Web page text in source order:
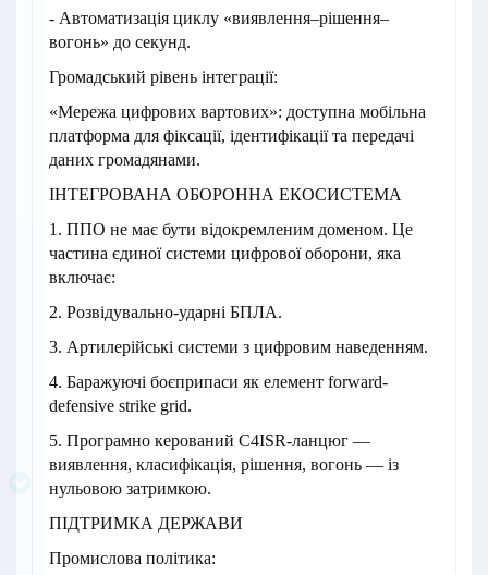
- Автоматизація циклу «виявлення–рішення–
вогонь» до секунд.
Громадський рівень інтеграції:
«Мережа цифрових вартових»: доступна мобільна
платформа для фіксації, ідентифікації та передачі
даних громадянами.
ІНТЕГРОВАНА ОБОРОННА ЕКОСИСТЕМА
1. ППО не має бути відокремленим доменом. Це
частина єдиної системи цифрової оборони, яка
включає:
2. Розвідувально-ударні БПЛА.
3. Артилерійські системи з цифровим наведенням.
4. Баражуючі боєприпаси як елемент forward-
defensive strike grid.
5. Програмно керований C4ISR-ланцюг —
виявлення, класифікація, рішення, вогонь — із
нульовою затримкою.
ПІДТРИМКА ДЕРЖАВИ
Промислова політика: